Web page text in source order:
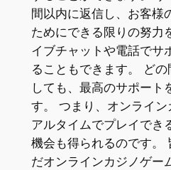
間以内に返信し、お客様
ためにできる限りの努力
イブチャットや電話でサ
ることもできます。 ど
しても、最高のサポート
す。 つまり、オンライン
アルタイムでプレイでき
機会も得られるのです。
だオンラインカジノゲー